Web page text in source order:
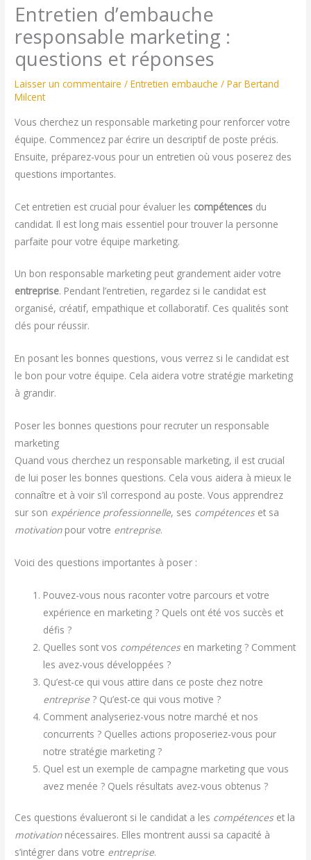
Entretien d’embauche
responsable marketing :
questions et réponses
Laisser un commentaire /Entretien embauche / ParBertand
Milcent
Vous cherchez un responsable marketing pour renforcer votre
équipe. Commencez par écrire un descriptif de poste précis.
Ensuite, préparez-vous pour un entretien où vous poserez des
questions importantes.
Cet entretien est crucial pour évaluer les compétences du
candidat. Il est long mais essentiel pour trouver la personne
parfaite pour votre équipe marketing.
Un bon responsable marketing peut grandement aider votre
entreprise. Pendant l’entretien, regardez si le candidat est
organisé, créatif, empathique et collaboratif. Ces qualités sont
clés pour réussir.
En posant les bonnes questions, vous verrez si le candidat est
le bon pour votre équipe. Cela aidera votre stratégie marketing
à grandir.
Poser les bonnes questions pour recruter un responsable
marketing
Quand vous cherchez un responsable marketing, il est crucial
de lui poser les bonnes questions. Cela vous aidera à mieux le
connaître et à voir s’il correspond au poste. Vous apprendrez
sur son expérience professionnelle, ses compétenceset sa
motivationpour votre entreprise.
Voici des questions importantes à poser :
Pouvez-vous nous raconter votre parcours et votre
expérience en marketing ? Quels ont été vos succès et
défis ?
Quelles sont vos compétencesen marketing ? Comment
les avez-vous développées ?
Qu’est-ce qui vous attire dans ce poste chez notre
entreprise ? Qu’est-ce qui vous motive ?
Comment analyseriez-vous notre marché et nos
concurrents ? Quelles actions proposeriez-vous pour
notre stratégie marketing ?
Quel est un exemple de campagne marketing que vous
avez menée ? Quels résultats avez-vous obtenus ?
Ces questions évalueront si le candidat a les compétenceset la
motivationnécessaires. Elles montrent aussi sa capacité à
s’intégrer dans votre entreprise.